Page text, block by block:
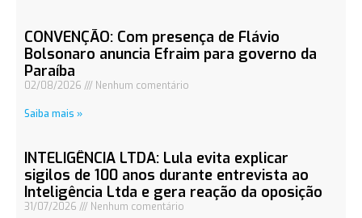
CONVENÇÃO: Com presença de Flávio
Bolsonaro anuncia Efraim para governo da
Paraíba
02/08/2026 Nenhum comentário
Saiba mais »
INTELIGÊNCIA LTDA: Lula evita explicar
sigilos de 100 anos durante entrevista ao
Inteligência Ltda e gera reação da oposição
31/07/2026 Nenhum comentário